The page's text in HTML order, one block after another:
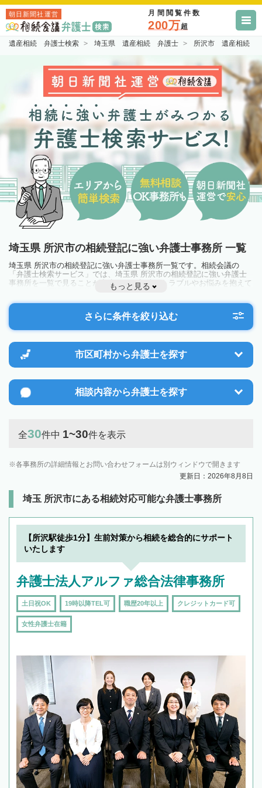
朝日新聞社運営 月間閲覧件数
200万超
遺産相続 弁護士検索 埼玉県 遺産相続 弁護士 所沢市 遺産相続
埼玉県 所沢市の相続登記に強い弁護士事務所 一覧
埼玉県 所沢市の相続登記に強い弁護士事務所一覧です。相続会議の
「弁護士検索サービス」では、埼玉県 所沢市の相続登記に強い弁護士
事務所を一覧で見ることが出来ます。相続のトラブルやお悩みを抱えて
いる方は一度近隣の弁護士に相談してみましょう。
もっと見る
さらに条件を絞り込む
市区町村から弁護士を探す
相談内容から弁護士を探す
全30件中 1~30件を表示
各事務所の詳細情報とお問い合わせフォームは別ウィンドウで開きます
更新日：2026年8月8日
埼玉 所沢市にある相続対応可能な弁護士事務所
【所沢駅徒歩1分】生前対策から相続を総合的にサポート
いたします
弁護士法人アルファ総合法律事務所
土日祝OK 19時以降TEL可 職歴20年以上 クレジットカード可
女性弁護士在籍